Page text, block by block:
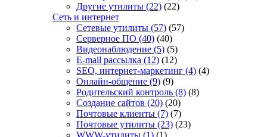
Другие утилиты (22) (22)
Сеть и интернет
Сетевые утилиты (57) (57)
Серверное ПО (40) (40)
Видеонаблюдение (5) (5)
E-mail рассылка (12) (12)
SEO, интернет-маркетинг (4) (4)
Онлайн-общение (9) (9)
Родительский контроль (8) (8)
Создание сайтов (20) (20)
Почтовые клиенты (7) (7)
Почтовые утилиты (23) (23)